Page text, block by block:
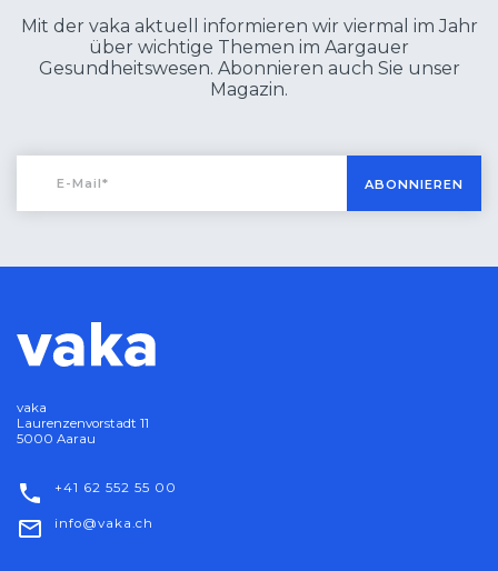
Mit der vaka aktuell informieren wir viermal im Jahr
über wichtige Themen im Aargauer
Gesundheitswesen. Abonnieren auch Sie unser
Magazin.
ABONNIEREN
vaka
Laurenzenvorstadt 11
5000 Aarau
+41 62 552 55 00
nf v k ch